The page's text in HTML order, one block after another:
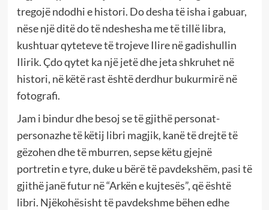
tregojë ndodhi e histori. Do desha të isha i gabuar,
nëse një ditë do të ndeshesha me të tillë libra,
kushtuar qyteteve të trojeve Ilire në gadishullin
Ilirik. Çdo qytet ka një jetë dhe jeta shkruhet në
histori, në këtë rast është derdhur bukurmirë në
fotografi.
Jam i bindur dhe besoj se të gjithë personat-
personazhe të këtij libri magjik, kanë të drejtë të
gëzohen dhe të mburren, sepse këtu gjejnë
portretin e tyre, duke u bërë të pavdekshëm, pasi të
gjithë janë futur në “Arkën e kujtesës”, që është
libri. Njëkohësisht të pavdekshme bëhen edhe